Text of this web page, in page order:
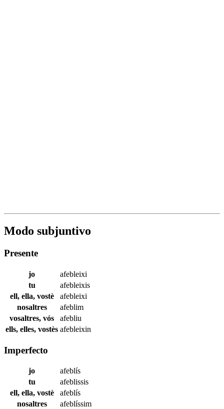
Modo subjuntivo
Presente
jo
afebleixi
tu
afebleixis
ell, ella, vostè
afebleixi
nosaltres
afeblim
vosaltres, vós
afebliu
ells, elles, vostès afebleixin
Imperfecto
jo
afeblís
tu
afeblissis
ell, ella, vostè
afeblís
nosaltres
afeblíssim